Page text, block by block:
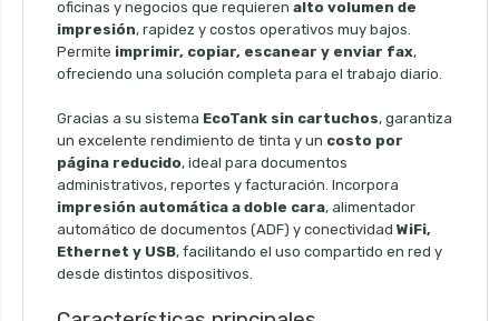
oficinas y negocios que requieren alto volumen de
impresión, rapidez y costos operativos muy bajos.
Permite imprimir, copiar, escanear y enviar fax,
ofreciendo una solución completa para el trabajo diario.
Gracias a su sistema EcoTank sin cartuchos, garantiza
un excelente rendimiento de tinta y un costo por
página reducido, ideal para documentos
administrativos, reportes y facturación. Incorpora
impresión automática a doble cara, alimentador
automático de documentos (ADF) y conectividad WiFi,
Ethernet y USB, facilitando el uso compartido en red y
desde distintos dispositivos.